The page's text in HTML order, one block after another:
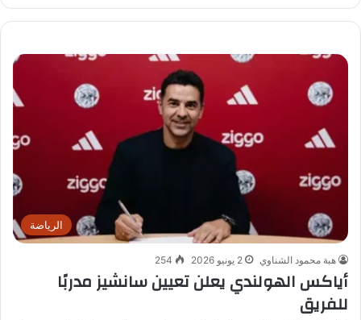
الرياضة
هبة محمود الشناوي 2 يونيو 2026 254
أياكس الهولندي يعلن تعيين سانشيز مدربًا
للفريق